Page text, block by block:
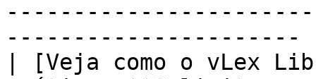
----------------------
| [Veja como o vLex